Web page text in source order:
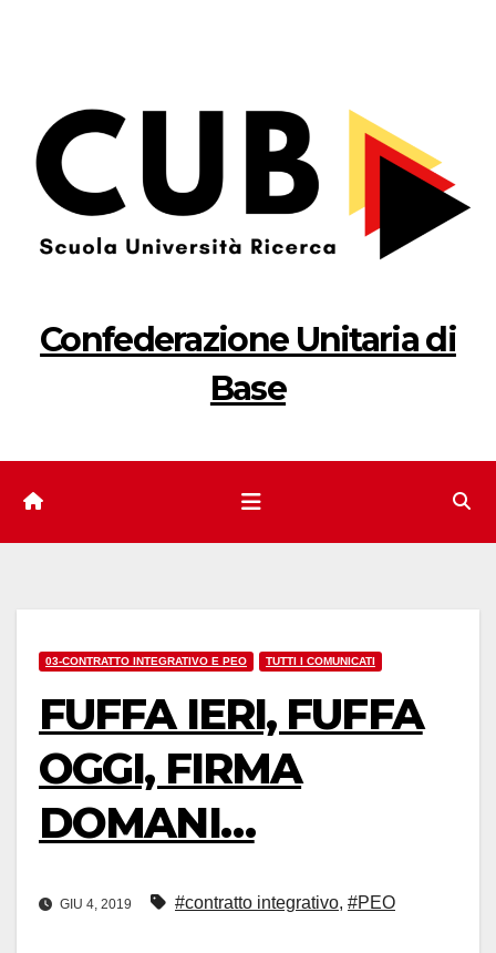
Confederazione Unitaria di
Base
03-CONTRATTO INTEGRATIVO E PEO TUTTI I COMUNICATI
FUFFA IERI, FUFFA
OGGI, FIRMA
DOMANI…
GIU 4, 2019 #contratto integrativo, #PEO